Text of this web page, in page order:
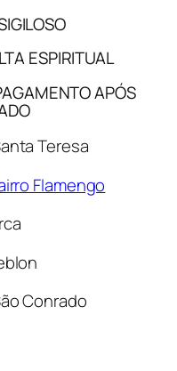
ESPIRITUAL
APÓS
Teresa
Flamengo
Conrado